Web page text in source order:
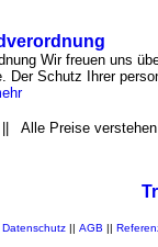
Wir freuen uns
Der Schutz Ihrer
Alle Preise
Datenschutz|| AGB ||